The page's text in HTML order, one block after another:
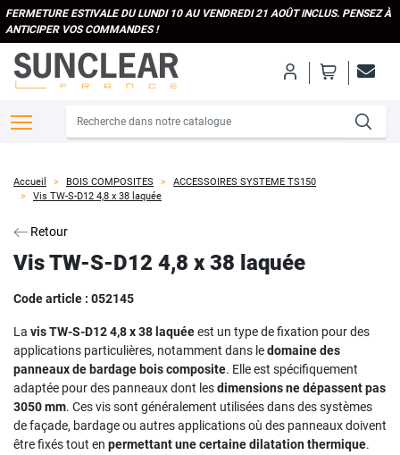
FERMETURE ESTIVALE DU LUNDI 10 AU VENDREDI 21 AOÛT INCLUS. PENSEZ À
ANTICIPER VOS COMMANDES !
Accueil BOIS COMPOSITES
ACCESSOIRES SYSTEME TS150
Vis TW-S-D12 4,8 x 38 laquée
Retour
Vis TW-S-D12 4,8 x 38 laquée
Code article : 052145
La vis TW-S-D12 4,8 x 38 laquéeest un type de fixation pour des
applications particulières, notamment dans ledomaine des
panneaux de bardage bois composite. Elle est spécifiquement
adaptée pour des panneaux dont lesdimensions ne dépassent pas
3050 mm. Ces vis sont généralement utilisées dans des systèmes
de façade, bardage ou autres applications où des panneaux doivent
être fixés tout en permettant une certaine dilatation thermique.